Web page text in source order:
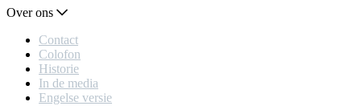
Over ons
Contact
Colofon
Historie
In de media
Engelse versie